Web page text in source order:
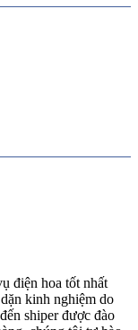
điện hoa tốt nhất
kinh nghiệm do
shiper được đào